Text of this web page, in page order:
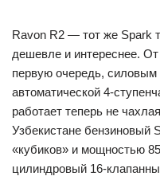
Ravon R2 — тот же Spark
дешевле и интереснее.
первую очередь, силовым
автоматической 4-
работает теперь не
Узбекистане бензиновый
«кубиков» и мощностью
цилиндровый 16-